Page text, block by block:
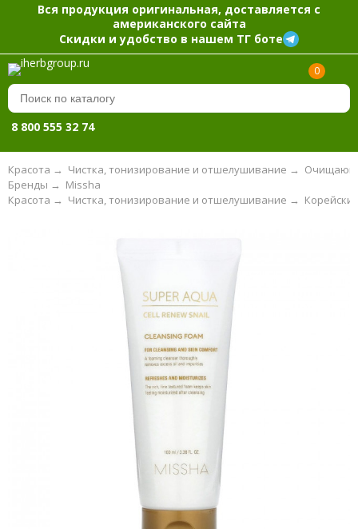
Вся продукция оригинальная, доставляется с
американского сайта
Скидки и удобство в нашем ТГ боте
0
8 800 555 32 74
Красота → Чистка, тонизирование и отшелушивание →
Missha
Бренды →
Чистка, тонизирование и отшелушивание →
Красота →